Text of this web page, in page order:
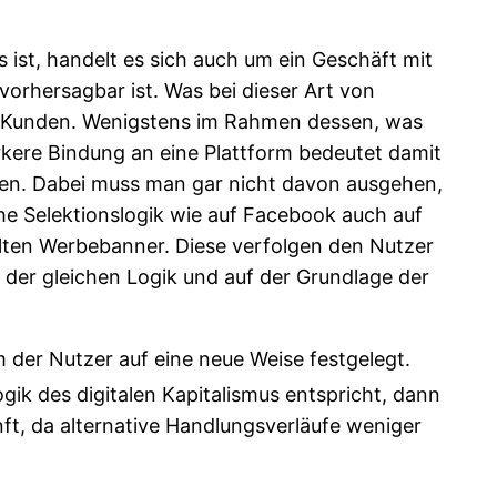
ist, handelt es sich auch um ein Geschäft mit
ist. Was bei dieser Art von
Wenigstens im Rahmen dessen, was
Bindung an eine Plattform bedeutet damit
Dabei muss man gar nicht davon ausgehen,
Selektionslogik wie auf Facebook auch auf
Werbebanner. Diese verfolgen den Nutzer
gleichen Logik und auf der Grundlage der
Nutzer auf eine neue Weise festgelegt.
des digitalen Kapitalismus entspricht, dann
da alternative Handlungsverläufe weniger